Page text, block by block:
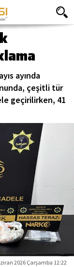
ayında
çeşitli tür
geçirilirken, 41
2026 Çarşamba 12:22